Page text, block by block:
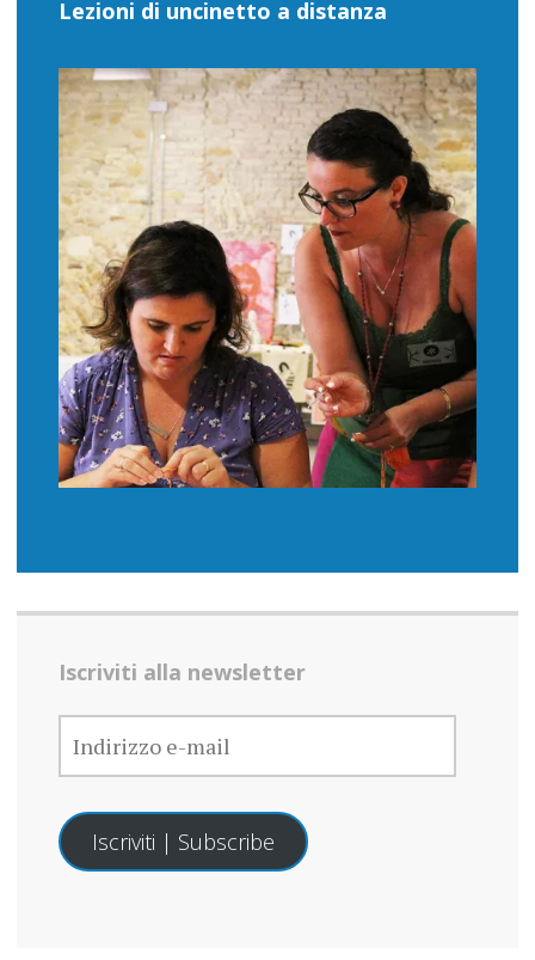
Lezioni di uncinetto a distanza
Iscriviti alla newsletter
INDIRIZZO
E-
MAIL
Iscriviti | Subscribe